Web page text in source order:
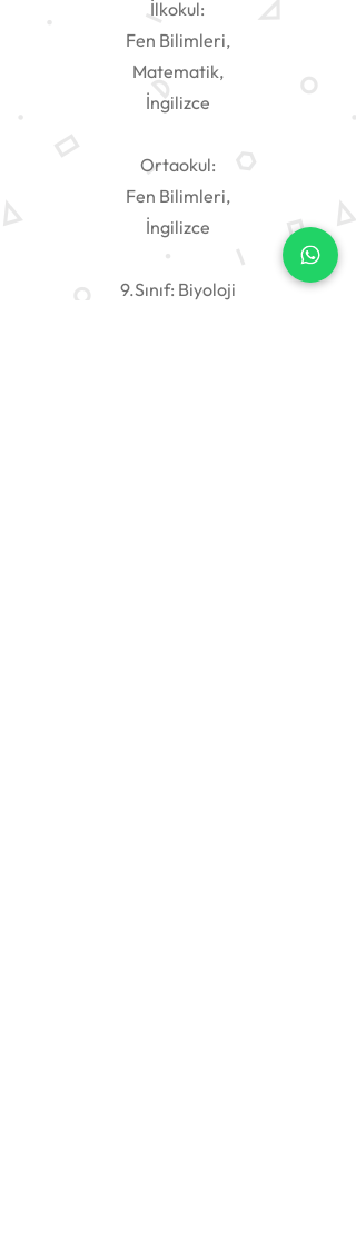
İlkokul:
Fen Bilimleri,
Matematik,
İngilizce
Ortaokul:
Fen Bilimleri,
İngilizce
9.Sınıf: Biyoloji